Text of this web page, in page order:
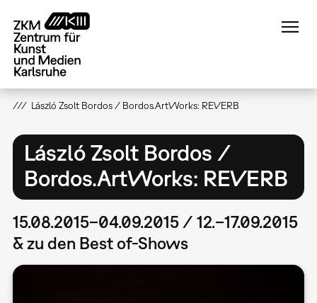
zum
Inhalt
László Zsolt Bordos / Bordos.ArtWorks: REVERB
László Zsolt Bordos /
Bordos.ArtWorks: REVERB
15.08.2015–04.09.2015 / 12.–17.09.2015
& zu den Best of-Shows